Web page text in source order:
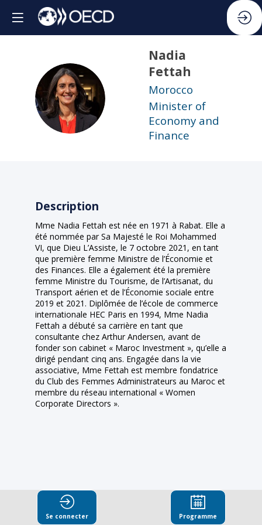
NF
Nadia
Fettah
Morocco
Minister of
Economy and
Finance
Description
Mme Nadia Fettah est née en 1971 à Rabat. Elle a
été nommée par Sa Majesté le Roi Mohammed
VI, que Dieu L’Assiste, le 7 octobre 2021, en tant
que première femme Ministre de l’Économie et
des Finances. Elle a également été la première
femme Ministre du Tourisme, de l’Artisanat, du
Transport aérien et de l’Économie sociale entre
2019 et 2021. Diplômée de l’école de commerce
internationale HEC Paris en 1994, Mme Nadia
Fettah a débuté sa carrière en tant que
consultante chez Arthur Andersen, avant de
fonder son cabinet « Maroc Investment », qu’elle a
dirigé pendant cinq ans. Engagée dans la vie
associative, Mme Fettah est membre fondatrice
du Club des Femmes Administrateurs au Maroc et
membre du réseau international « Women
Corporate Directors ».
Ses
Se connecter Programme